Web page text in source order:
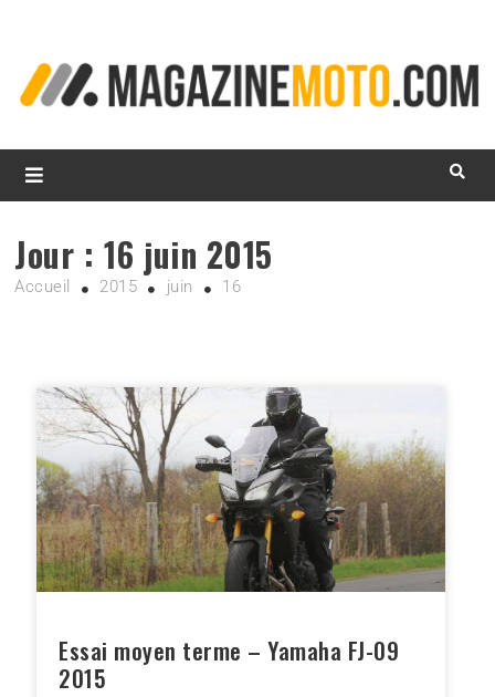
MagazineMoto.com
Jour : 16 juin 2015
Accueil 2015 juin 16
Essai moyen terme – Yamaha FJ-09
2015